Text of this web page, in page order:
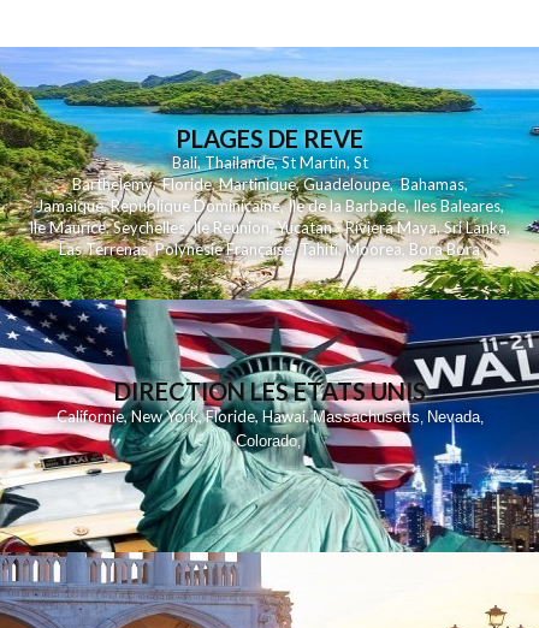
PLAGES DE REVE
Bali,Thailande,St Martin,St
Barthelemy,Floride,Martinique,Guadeloupe,Bahamas,
Jamaique,Republique Dominicaine,Ile de la Barbade,Iles Baleares,
Ile Maurice,Seychelles,Ile Reunion,Yucatan - Riviera Maya,Sri Lanka,
Las Terrenas,Polynesie Française,Tahiti,Moorea, Bora Bora
DIRECTION LES ETATS UNIS
Californie,New York,Floride,Hawai,Massachusetts, Nevada,
Colorado,